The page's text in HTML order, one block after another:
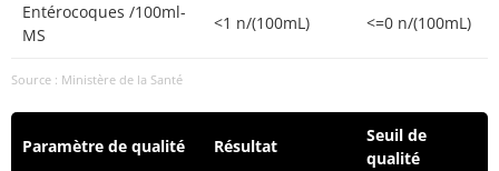
Entérocoques /100ml-
MS
<1 n/(100mL) <=0 n/(100mL)
Source : Ministère de la Santé
Paramètre de qualité Résultat
Seuil de
qualité